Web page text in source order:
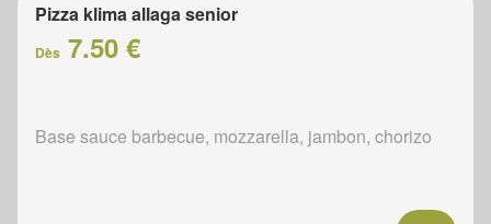
Pizza klima allaga senior
Dès 7.50 €
Base sauce barbecue, mozzarella, jambon, chorizo